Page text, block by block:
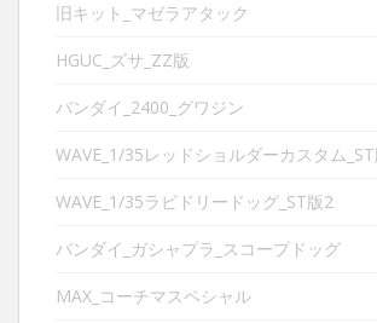
旧キット_マゼラアタック
HGUC_ズサ_ZZ版
バンダイ_2400_グワジン
WAVE_1/35レッドショルダーカスタム
WAVE_1/35ラビドリードッグ_ST版2
バンダイ_ガシャプラ_スコープドッグ
MAX_コーチマスペシャル